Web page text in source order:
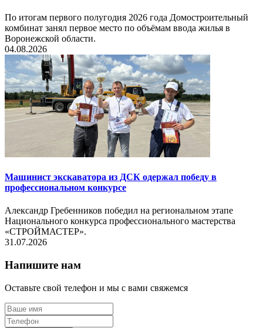
По итогам первого полугодия 2026 года Домостроительный
комбинат занял первое место по объёмам ввода жилья в
Воронежской области.
04.08.2026
Машинист экскаватора из ДСК одержал победу в
профессиональном конкурсе
Александр Гребенников победил на региональном этапе
Национального конкурса профессионального мастерства
«СТРОЙМАСТЕР».
31.07.2026
Напишите нам
Оставьте свой телефон и мы с вами свяжемся